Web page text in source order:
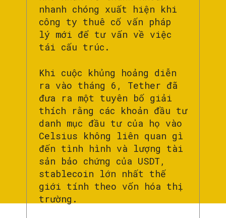
nhanh chóng xuất hiện khi
công ty thuê cố vấn pháp
lý mới để tư vấn về việc
tái cấu trúc.
Khi cuộc khủng hoảng diễn
ra vào tháng 6, Tether đã
đưa ra một tuyên bố giải
thích rằng các khoản đầu tư
danh mục đầu tư của họ vào
Celsius không liên quan gì
đến tình hình và lượng tài
sản bảo chứng của USDT,
stablecoin lớn nhất thế
giới tính theo vốn hóa thị
trường.